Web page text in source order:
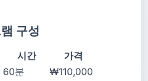
구성
시간
가격
60분
₩110,000